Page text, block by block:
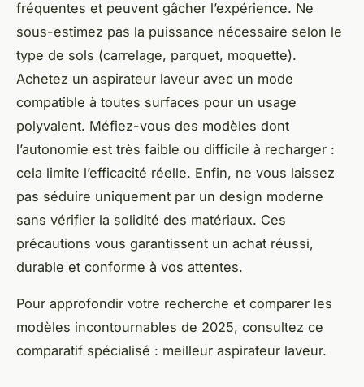
fréquentes et peuvent gâcher l’expérience. Ne
sous-estimez pas la puissance nécessaire selon le
type de sols (carrelage, parquet, moquette).
Achetez un aspirateur laveur avec un mode
compatible à toutes surfaces pour un usage
polyvalent. Méfiez-vous des modèles dont
l’autonomie est très faible ou difficile à recharger :
cela limite l’efficacité réelle. Enfin, ne vous laissez
pas séduire uniquement par un design moderne
sans vérifier la solidité des matériaux. Ces
précautions vous garantissent un achat réussi,
durable et conforme à vos attentes.
Pour approfondir votre recherche et comparer les
modèles incontournables de 2025, consultez ce
comparatif spécialisé : meilleur aspirateur laveur.